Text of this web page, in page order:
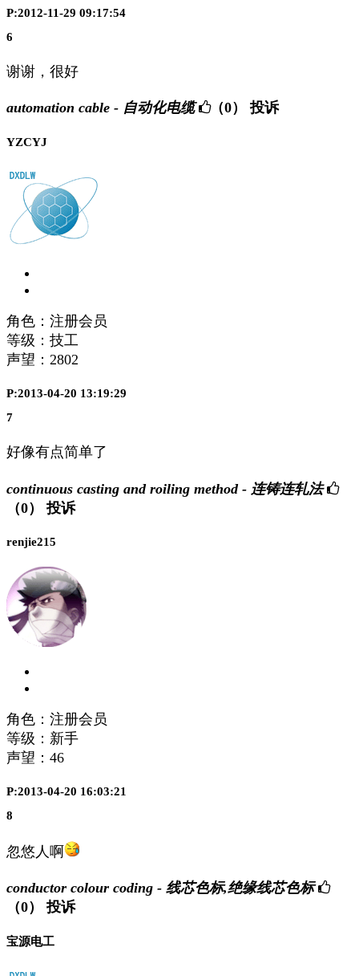
P:2012-11-29 09:17:54
6
谢谢，很好
automation cable - 自动化电缆 （0） 投诉
YZCYJ
角色：注册会员
等级：技工
声望： 2802
P:2013-04-20 13:19:29
7
好像有点简单了
continuous casting and roiling method - 连铸连轧法
（0）
投诉
renjie215
角色：注册会员
等级：新手
声望： 46
P:2013-04-20 16:03:21
8
忽悠人啊
conductor colour coding - 线芯色标,绝缘线芯色标
（0）
投诉
宝源电工